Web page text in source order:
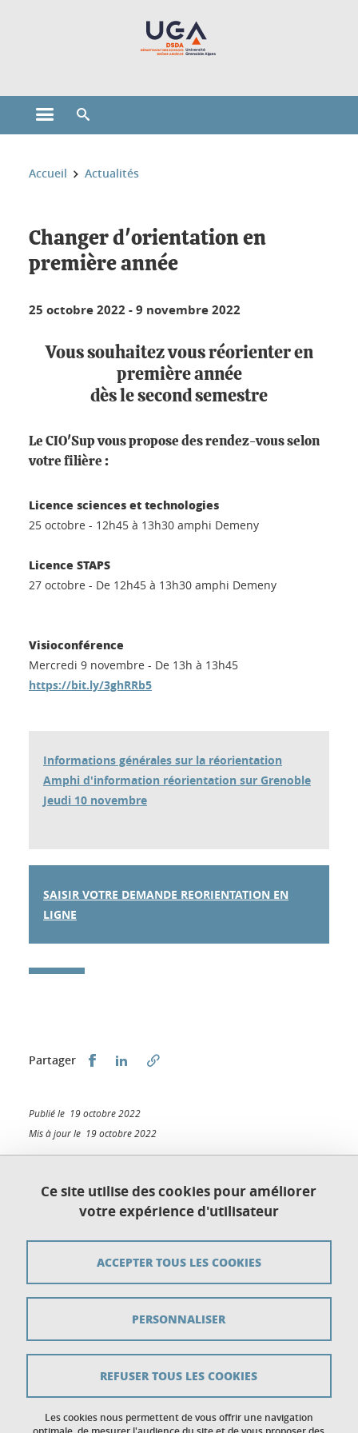
Ouvrir le menu principal
Vous êtes ici :
Accueil Actualités
Changer d'orientation en
première année
25 octobre 2022 -9 novembre 2022
Vous souhaitez vous réorienter en
première année
dès le second semestre
Le CIO'Sup vous propose des rendez-vous selon
votre filière :
Licence sciences et technologies
25 octobre - 12h45 à 13h30 amphi Demeny
Licence STAPS
27 octobre - De 12h45 à 13h30 amphi Demeny
Visioconférence
Mercredi 9 novembre - De 13h à 13h45
https://bit.ly/3ghRRb5
Informations générales sur la réorientation
Amphi d'information réorientation sur Grenoble
Jeudi 10 novembre
SAISIR VOTRE DEMANDE REORIENTATION EN
LIGNE
Partager Partager sur Facebook
Partager sur LinkedIn
Publié le 19 octobre 2022
Mis à jour le 19 octobre 2022
Mentions légales
Données personnelles
Gestion des cookies
Accessibilité : non conforme
Politique des cookies
Ce site utilise des cookies pour améliorer
votre expérience d'utilisateur
Les cookies nous permettent de vous offrir une navigation
ACCEPTER TOUS LES COOKIES
REFUSER TOUS LES COOKIES
PERSONNALISER